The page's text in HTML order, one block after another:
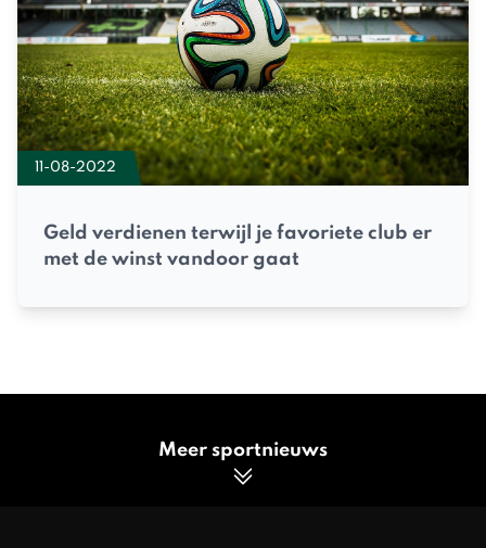
11-08-2022
Geld verdienen terwijl je favoriete club er
met de winst vandoor gaat
Meer sportnieuws